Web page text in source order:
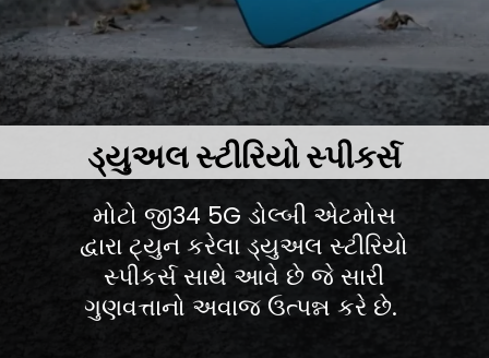
મોટો જી34 5G ડોલ્બી એટમોસ
દ્વારા ટ્યુન કરેલા ડ્યુઅલ સ્ટીરિયો
સ્પીકર્સ સાથે આવે છે જે સારી
ગુણવત્તાનો અવાજ ઉત્પન્ન કરે છે.
ડ્યુઅલ સ્ટીરિયો સ્પીકર્સ